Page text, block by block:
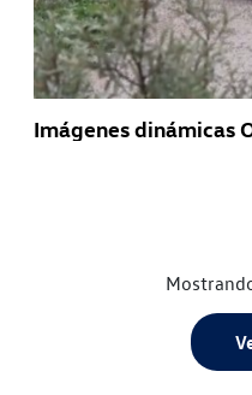
Imágenes dinámicas